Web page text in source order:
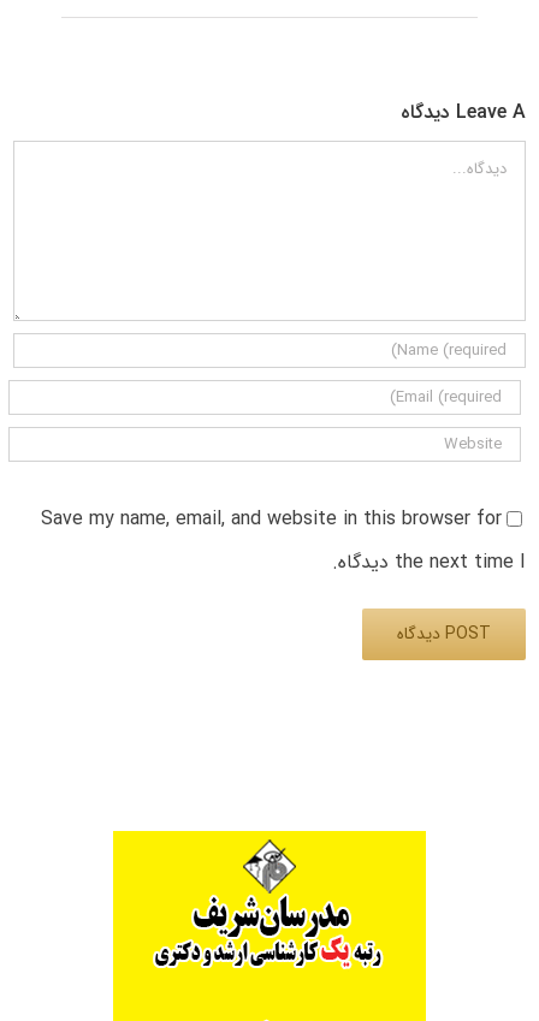
Leave A دیدگاه
دیدگاه
Save my name, email, and website in this browser for
the next time I دیدگاه.